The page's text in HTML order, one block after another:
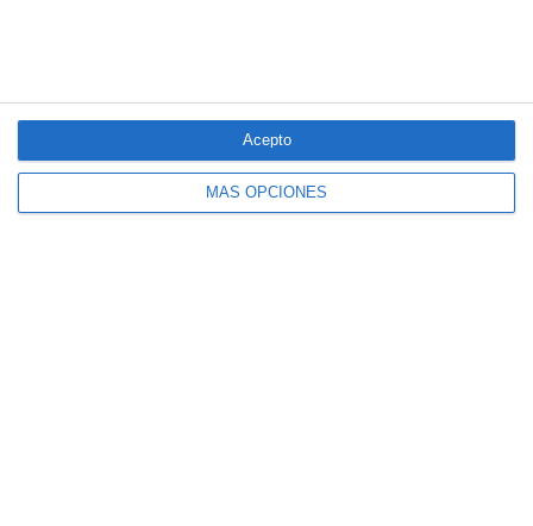
MÁS OPCIONES
Acepto